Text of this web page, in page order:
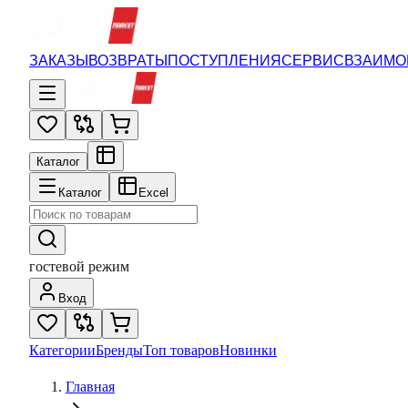
ЗАКАЗЫВОЗВРАТЫПОСТУПЛЕНИЯСЕРВИС
Каталог
Каталог Excel
гостевой режим
Вход
КатегорииБрендыТоп товаровНовинки
Главная